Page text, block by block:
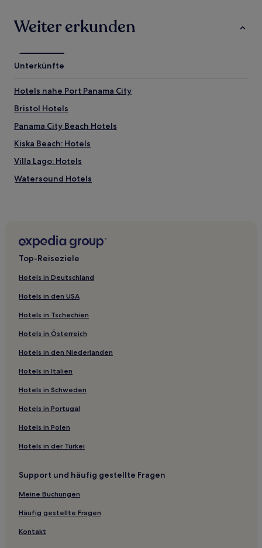
Weiter erkunden
Unterkünfte
Hotels nahe Port Panama City
Bristol Hotels
Panama City Beach Hotels
Kiska Beach: Hotels
Villa Lago: Hotels
Watersound Hotels
Upper Grand Lagoon Hotels
Riviera Strand: Hotels
Hotels nahe Panama City Mall
Hotels nahe Bear Creek Feline Center
Bunkers Cove: Hotels
Hotels nahe St. Andrews State Park
Destiny Shores: Hotels
Hotels nahe Seacrest Beach
Hotels nahe Krankenhaus Ascension Sacred Heart Bay
Panama City Hotels
West Bay Hotels
Mar-A-Lago: Hotels
Miramar Beach Hotels
Emerald Waters Village: Hotels
Hotels nahe Mexico Beach
Destiny Grand Palms: Hotels
Top-Reiseziele
Hotels in Deutschland
Hotels in den USA
Hotels in Tschechien
Hotels in Österreich
Hotels in den Niederlanden
Hotels in Italien
Hotels in Schweden
Hotels in Portugal
Hotels in Polen
Hotels in der Türkei
Support und häufig gestellte Fragen
Meine Buchungen
Häufig gestellte Fragen
Kontakt